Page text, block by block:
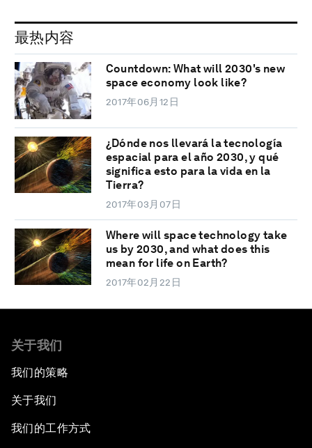
最热内容
Countdown: What will 2030's new
space economy look like?
2017年06月12日
¿Dónde nos llevará la tecnología
espacial para el año 2030, y qué
significa esto para la vida en la
Tierra?
2017年03月07日
Where will space technology take
us by 2030, and what does this
mean for life on Earth?
2017年02月22日
关于我们
我们的策略
关于我们
我们的工作方式